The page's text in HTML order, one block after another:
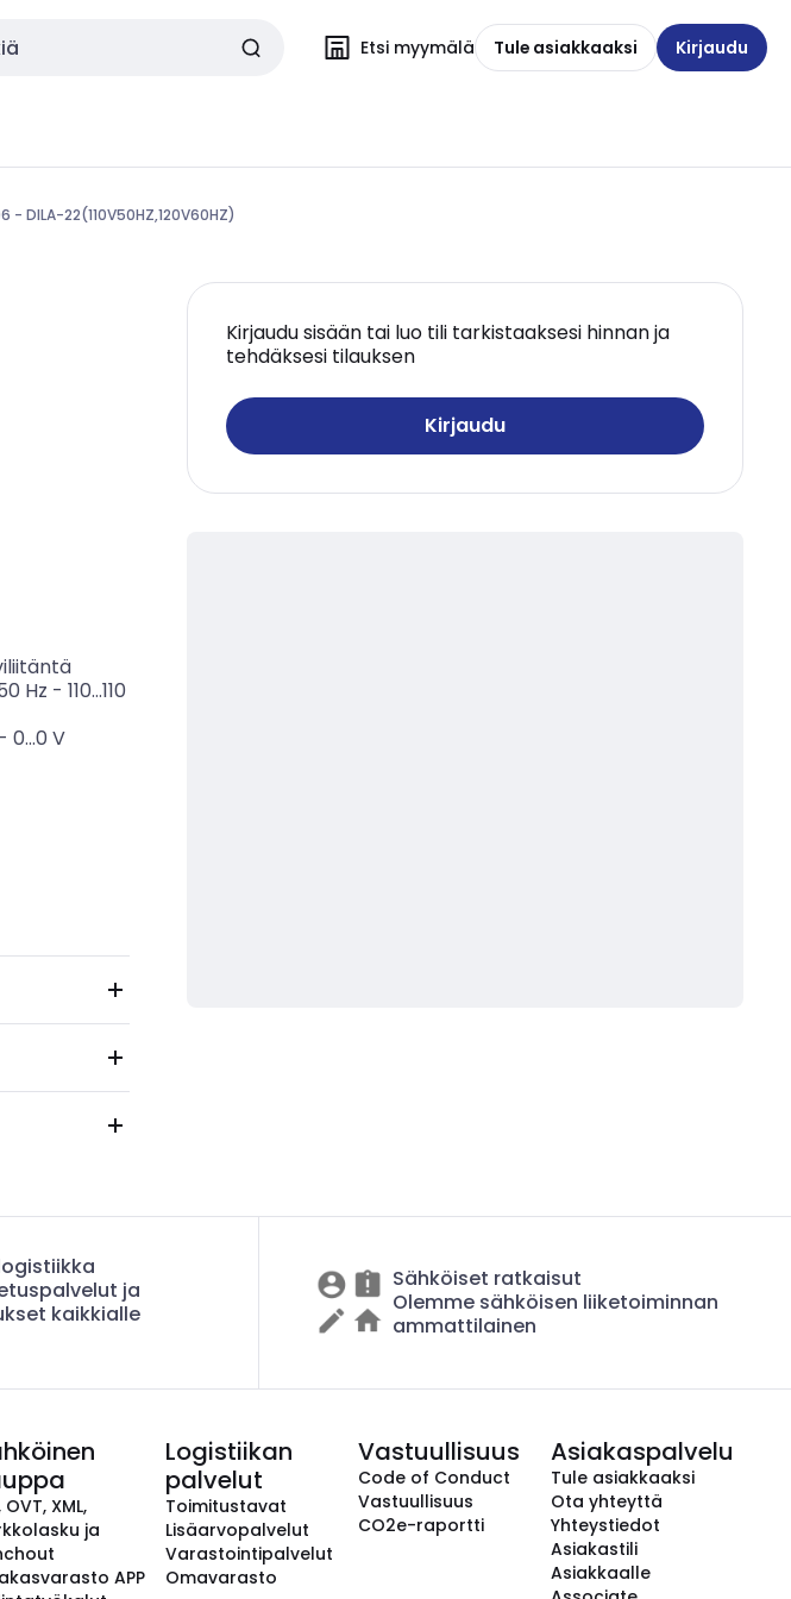
Etsi myymälä Tule asiakkaaksi Kirjaudu
DILA-22(110V50HZ,120V60HZ)
Kirjaudu sisään tai luo tili tarkistaaksesi hinnan ja
tehdäksesi tilauksen
Kirjaudu
Hz - 110...110
- 0...0 V
ja
kaikkialle
Sähköiset ratkaisut
Olemme sähköisen liiketoiminnan
ammattilainen
OVT, XML,
ja
APP
Logistiikan
palvelut
Toimitustavat
Lisäarvopalvelut
Varastointipalvelut
Omavarasto
Vastuullisuus
Code of Conduct
Vastuullisuus
CO2e-raportti
Asiakaspalvelu
Tule asiakkaaksi
Ota yhteyttä
Yhteystiedot
Asiakastili
Asiakkaalle